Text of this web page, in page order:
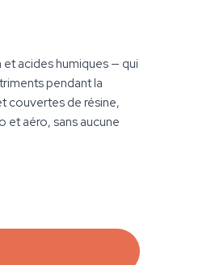
acides humiques — qui
pendant la
couvertes de résine,
et aéro, sans aucune